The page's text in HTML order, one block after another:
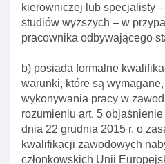
kierowniczej lub specjalisty
studiów wyższych – w
pracownika odbywającego
b) posiada formalne
warunki, które są
wykonywania pracy w
rozumieniu art. 5
dnia 22 grudnia 2015 r. o
kwalifikacji zawodowych
członkowskich Unii
Art. 114a.
limitu udzielanych
pracę
określonych odrębnymi
Art. 116. Przesłanki
postępowania w sprawie
czasowy I pracę
Art. 117. Przesłanki